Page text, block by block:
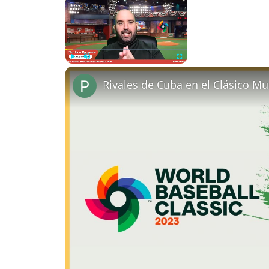
Play Unmute Fullscreen
Now Playing